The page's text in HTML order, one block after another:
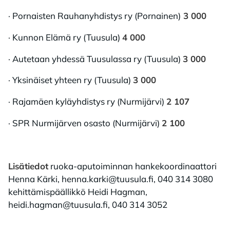
· Pornaisten Rauhanyhdistys ry (Pornainen) 3 000
· Kunnon Elämä ry (Tuusula) 4 000
· Autetaan yhdessä Tuusulassa ry (Tuusula) 3 000
· Yksinäiset yhteen ry (Tuusula) 3 000
· Rajamäen kyläyhdistys ry (Nurmijärvi) 2 107
· SPR Nurmijärven osasto (Nurmijärvi) 2 100
Lisätiedotruoka-aputoiminnan hankekoordinaattori
Henna Kärki, henna.karki@tuusula.fi, 040 314 3080
kehittämispäällikkö Heidi Hagman,
heidi.hagman@tuusula.fi, 040 314 3052